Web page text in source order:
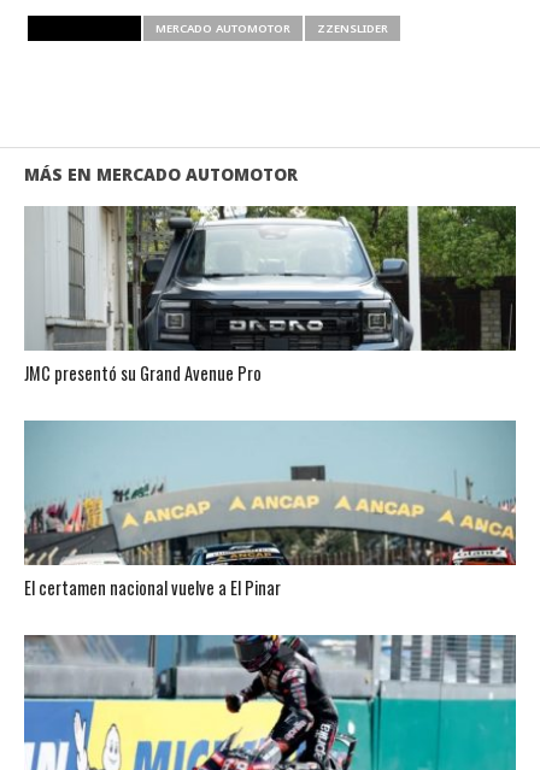
MERCADO AUTOMOTOR ZZENSLIDER
MÁS EN MERCADO AUTOMOTOR
JMC presentó su Grand Avenue Pro
El certamen nacional vuelve a El Pinar